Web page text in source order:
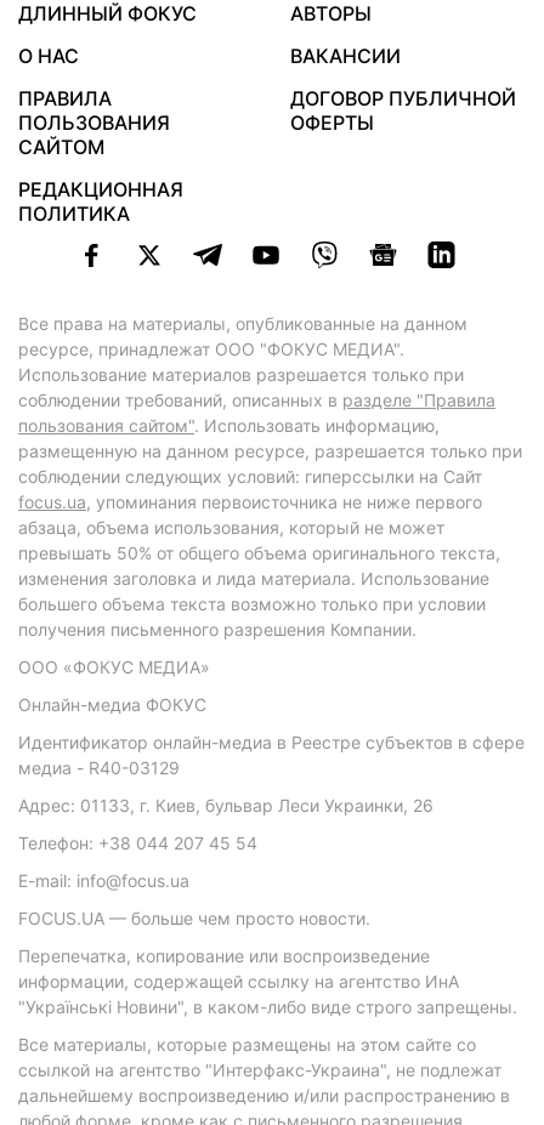
ДЛИННЫЙ ФОКУС
АВТОРЫ
О НАС
ВАКАНСИИ
ПРАВИЛА
ПОЛЬЗОВАНИЯ
САЙТОМ
ДОГОВОР ПУБЛИЧНОЙ
ОФЕРТЫ
РЕДАКЦИОННАЯ
ПОЛИТИКА
Все права на материалы, опубликованные на данном
ресурсе, принадлежат ООО "ФОКУС МЕДИА".
Использование материалов разрешается только при
соблюдении требований, описанных в разделе "Правила
пользования сайтом". Использовать информацию,
размещенную на данном ресурсе, разрешается только при
соблюдении следующих условий: гиперссылки на Сайт
focus.ua, упоминания первоисточника не ниже первого
абзаца, объема использования, который не может
превышать 50% от общего объема оригинального текста,
изменения заголовка и лида материала. Использование
большего объема текста возможно только при условии
получения письменного разрешения Компании.
ООО «ФОКУС МЕДИА»
Онлайн-медиа ФОКУС
Идентификатор онлайн-медиа в Реестре субъектов в сфере
медиа - R40-03129
Адрес: 01133, г. Киев, бульвар Леси Украинки, 26
Телефон: +38 044 207 45 54
E-mail: info@focus.ua
FOCUS.UA — больше чем просто новости.
Перепечатка, копирование или воспроизведение
информации, содержащей ссылку на агентство ИнА
"Українські Новини", в каком-либо виде строго запрещены.
Все материалы, которые размещены на этом сайте со
ссылкой на агентство "Интерфакс-Украина", не подлежат
дальнейшему воспроизведению и/или распространению в
любой форме, кроме как с письменного разрешения